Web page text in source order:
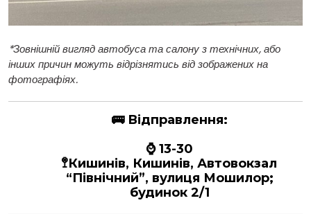
*Зовнішній вигляд автобуса та салону з технічних, або
інших причин можуть відрізнятись від зображених на
фотографіях.
🚌 Відправлення:
⌚ 13-30
🚏Кишинів, Кишинів, Автовокзал
“Північний”, вулиця Мошилор;
будинок 2/1